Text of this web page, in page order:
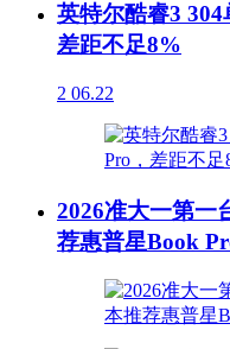
英特尔酷睿3 304
差距不足8%
2 06.22
2026准大一第一
荐惠普星Book